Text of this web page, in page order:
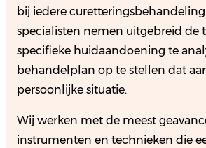
bij iedere
specialisten nemen uitgebreid de
specifieke huidaandoening te
behandelplan op te stellen dat
persoonlijke situatie.
Wij werken met de meest
instrumenten en technieken die